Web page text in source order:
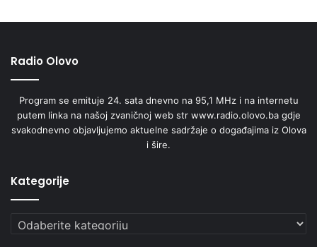
istakao je ministar Mušija.
istakao je da je riječ o izuzetno važnom skupu, jer je fokus
stavljen na djecu i njihovu budućnost.
Ulaganje u temelj društva
Radio Olovo
Program se emituje 24. sata dnevno na 95,1 MHz i na internetu
putem linka na našoj zvaničnoj web str www.radio.olovo.ba gdje
svakodnevno objavljujemo aktuelne sadržaje o događajima iz Olova
i šire.
Kategorije
Kategorije